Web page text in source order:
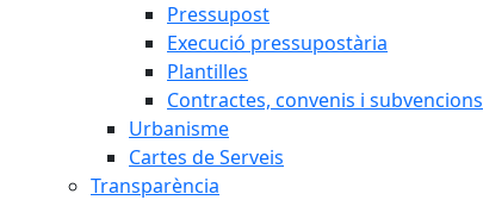
Pressupost
Execució pressupostària
Plantilles
Contractes, convenis i subvencions
Urbanisme
Cartes de Serveis
Transparència